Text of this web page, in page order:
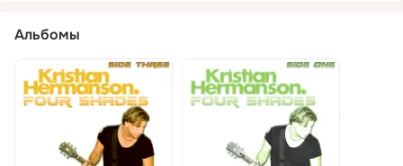
Альбомы